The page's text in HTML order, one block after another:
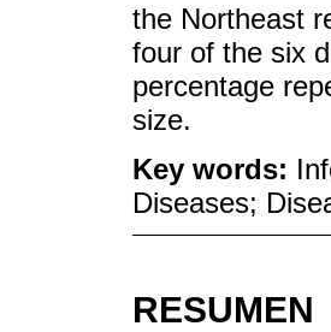
the Northeast
four of the six
percentage
size.
Key words:
Diseases;
RESUMEN